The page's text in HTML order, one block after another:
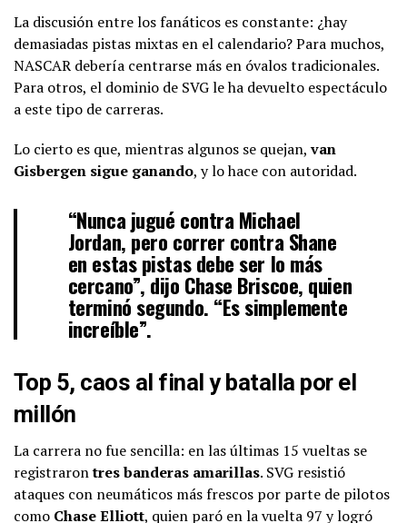
La discusión entre los fanáticos es constante: ¿hay
demasiadas pistas mixtas en el calendario? Para muchos,
NASCAR debería centrarse más en óvalos tradicionales.
Para otros, el dominio de SVG le ha devuelto espectáculo
a este tipo de carreras.
Lo cierto es que, mientras algunos se quejan,van
Gisbergen sigue ganando, y lo hace con autoridad.
“Nunca jugué contra Michael
Jordan, pero correr contra Shane
en estas pistas debe ser lo más
cercano”, dijo Chase Briscoe, quien
terminó segundo. “Es simplemente
increíble”.
Top 5, caos al final y batalla por el
millón
La carrera no fue sencilla: en las últimas 15 vueltas se
registrarontres banderas amarillas. SVG resistió
ataques con neumáticos más frescos por parte de pilotos
como Chase Elliott, quien paró en la vuelta 97 y logró